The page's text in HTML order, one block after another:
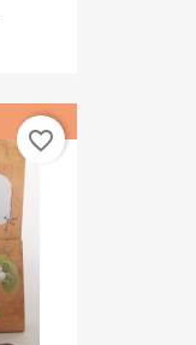
favorite_border